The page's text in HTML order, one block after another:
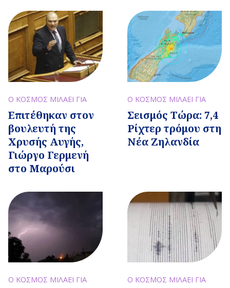
Ο ΚΟΣΜΟΣ ΜΙΛΑΕΙ ΓΙΑ
Επιτέθηκαν στον
βουλευτή της
Χρυσής Αυγής,
Γιώργο Γερμενή
στο Μαρούσι
Ο ΚΟΣΜΟΣ ΜΙΛΑΕΙ ΓΙΑ
Σεισμός Τώρα: 7,4
Ρίχτερ τρόμου στη
Νέα Ζηλανδία
Ο ΚΟΣΜΟΣ ΜΙΛΑΕΙ ΓΙΑ Ο ΚΟΣΜΟΣ ΜΙΛΑΕΙ ΓΙΑ